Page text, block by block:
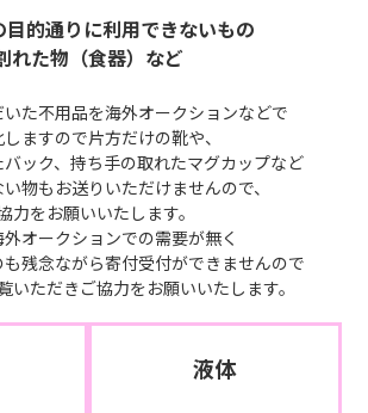
目的通りに利用できないもの
れた物（食器）など
た不用品を海外オークションなどで
ますので片方だけの靴や、
ック、持ち手の取れたマグカップなど
物もお送りいただけませんので、
力をお願いいたします。
外オークションでの需要が無く
残念ながら寄付受付ができませんので
いただきご協力をお願いいたします。
液体